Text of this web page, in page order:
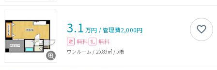
3.1 万円 /管理費2,000円
敷 無料 礼 無料
ワンルーム / 25.89㎡/5階